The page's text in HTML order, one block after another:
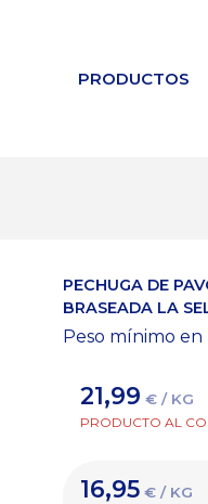
PRODUCTOS
PECHUGA DE
BRASEADA LA
Peso mínimo en
21,99 € / KG
PRODUCTO AL
16,95 € / KG